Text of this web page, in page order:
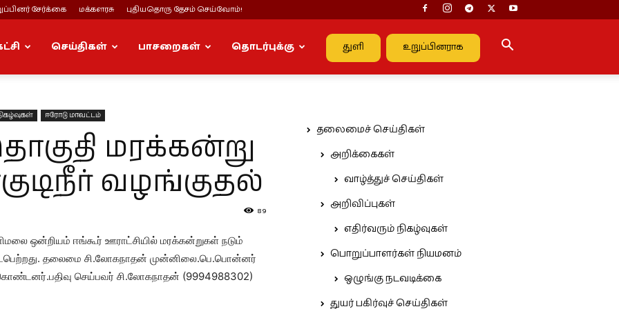
சேர்க்கை மக்களரசு புதியதொரு தேசம் செய்வோம்!
துளி உறுப்பினராக
செய்திகள் பாசறைகள் தொடர்புக்கு
ஈரோடு மாவட்டம்
மரக்கன்று
வழங்குதல்
89
ஒன்றியம் ஈங்கூர் ஊராட்சியில் மரக்கன்றுகள் நடும்
நடைபெற்றது. தலைமை சி.லோகநாதன் முன்னிலை.பெ.பொன்னர்
செய்பவர் சி.லோகநாதன் (9994988302)
தலைமைச் செய்திகள்
அறிக்கைகள்
வாழ்த்துச் செய்திகள்
அறிவிப்புகள்
எதிர்வரும் நிகழ்வுகள்
பொறுப்பாளர்கள் நியமனம்
ஒழுங்கு நடவடிக்கை
துயர் பகிர்வுச் செய்திகள்